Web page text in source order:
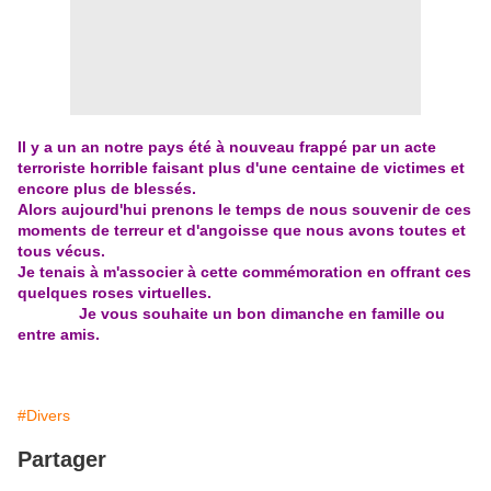
Il y a un an notre pays été à nouveau frappé par un acte
terroriste horrible faisant plus d'une centaine de victimes et
encore plus de blessés.
Alors aujourd'hui prenons le temps de nous souvenir de ces
moments de terreur et d'angoisse que nous avons toutes et
tous vécus.
Je tenais à m'associer à cette commémoration en offrant ces
quelques roses virtuelles.
Je vous souhaite un bon dimanche en famille ou
entre amis.
#Divers
Partager